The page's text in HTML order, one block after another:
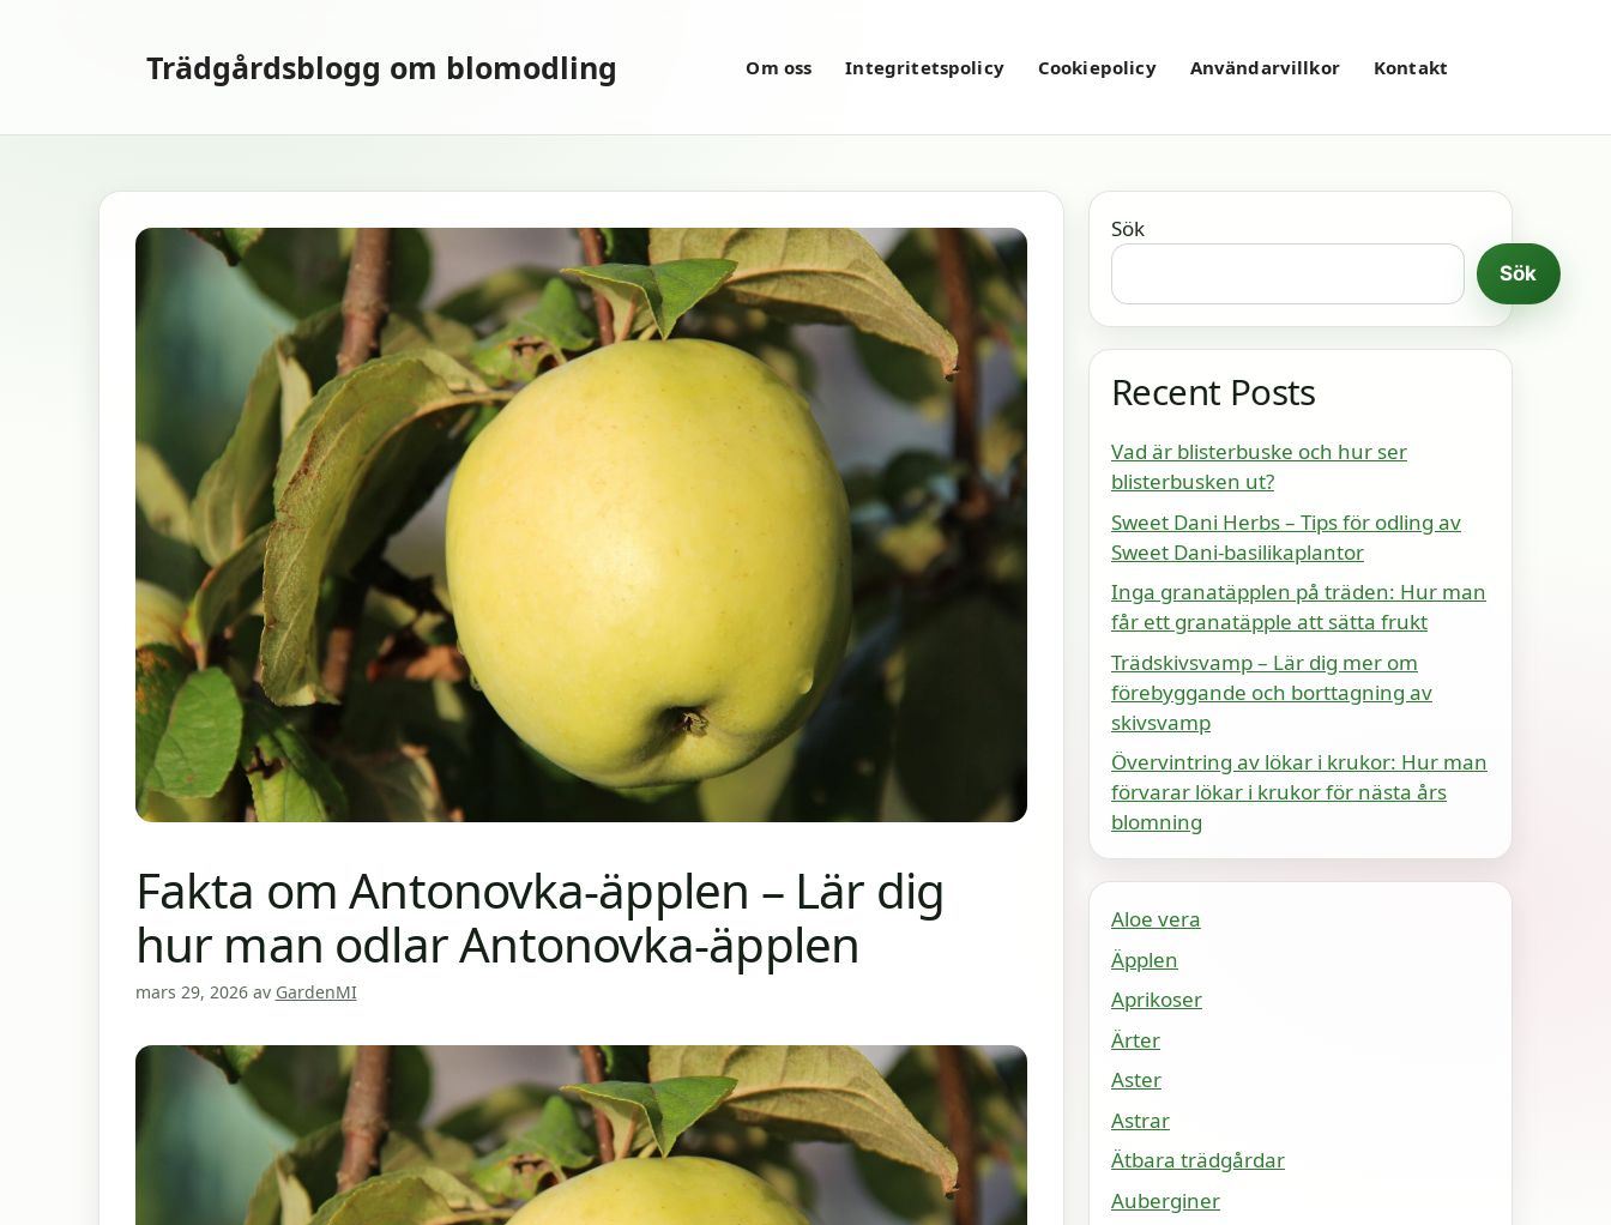
Trädgårdsblogg om blomodling Om oss Integritetspolicy Cookiepolicy Användarvillkor Kontakt
Fakta om Antonovka-äpplen – Lär dig
hur man odlar Antonovka-äpplen
mars 29, 2026 av GardenMI
Sök
Sök
Recent Posts
Vad är blisterbuske och hur ser
blisterbusken ut?
Sweet Dani Herbs – Tips för odling av
Sweet Dani-basilikaplantor
Inga granatäpplen på träden: Hur man
får ett granatäpple att sätta frukt
Trädskivsvamp – Lär dig mer om
förebyggande och borttagning av
skivsvamp
Övervintring av lökar i krukor: Hur man
förvarar lökar i krukor för nästa års
blomning
Aloe vera
Äpplen
Aprikoser
Ärter
Aster
Astrar
Ätbara trädgårdar
Auberginer